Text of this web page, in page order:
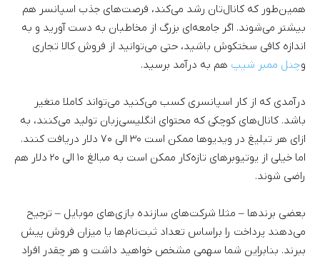
همین‌طور که کانال‌تان رشد می‌کند، فرصت‌های جذب اسپانسر هم
بیشتر می‌شوند. اگر جامعه‌ای بزرگ از مخاطبان به دست آورید و به
اندازه کافی سختکوش باشید، حتی می‌توانید از فروش کالا تجاری
وچنل ممبر شیپ هم به درآمد برسید.
درآمدی که از کار اسپانسری کسب می‌کنید می‌تواند کاملا متغیر
باشد. کانال‌های کوچکی که محتوای انگلیسی‌زبان تولید می‌کنند، به
ازای هر تبلیغ در ویدیوها ممکن است ۳۰ الی ۷۰ دلار دریافت کنند.
اما خیلی از یوتیوبرهای تازه‌کار ممکن است به مبالغ ۱۰ الی ۲۰ دلار هم
راضی شوند.
بعضی برندها – مثلا شرکت‌های سازنده بازی‌های موبایل – ترجیح
می‌دهند پرداخت را براساس تعداد ثبت‌نام‌ها یا میزان فروش پیش
ببرند. بنابراین شما سهمی مشخص خواهید داشت و هر چقدر افراد